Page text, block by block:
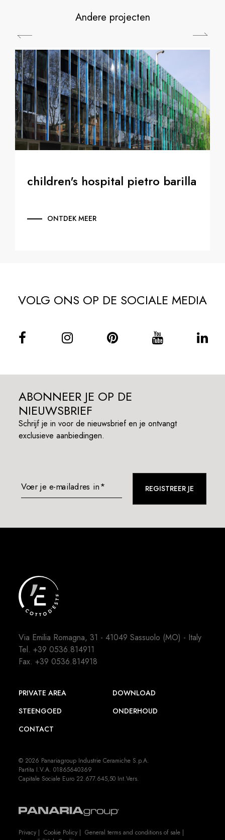
Andere projecten
children's hospital pietro barilla
ONTDEK MEER
VOLG ONS OP DE SOCIALE MEDIA
ABONNEER JE OP DE
NIEUWSBRIEF
Schrijf je in voor de nieuwsbrief en je ontvangt
exclusieve aanbiedingen.
Voer je e-mailadres in* REGISTREER JE
Via Emilia Romagna, 31 - 41049 Sassuolo (MO) - Italy
Tel.+39 0536.814911
Fax. +39 0536.814918
PRIVATE AREA
DOWNLOAD
STEENGOED
ONDERHOUD
CONTACT
© 2026 Panariagroup Industrie Ceramiche S.p.A.
Partita I.V.A. 01865640369
Capitale Sociale Euro 22.677.645,50 Int.Vers.
Privacy |Cookie Policy |General terms and conditions of sale |